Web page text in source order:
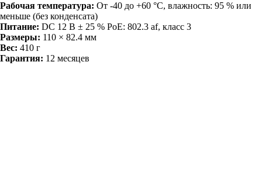
Рабочая температура: От -40 до +60 °C, влажность: 95 % или
меньше (без конденсата)
Питание: DC 12 В ± 25 % PoE: 802.3 af, класс 3
Размеры: 110 × 82.4 мм
Вес: 410 г
Гарантия: 12 месяцев